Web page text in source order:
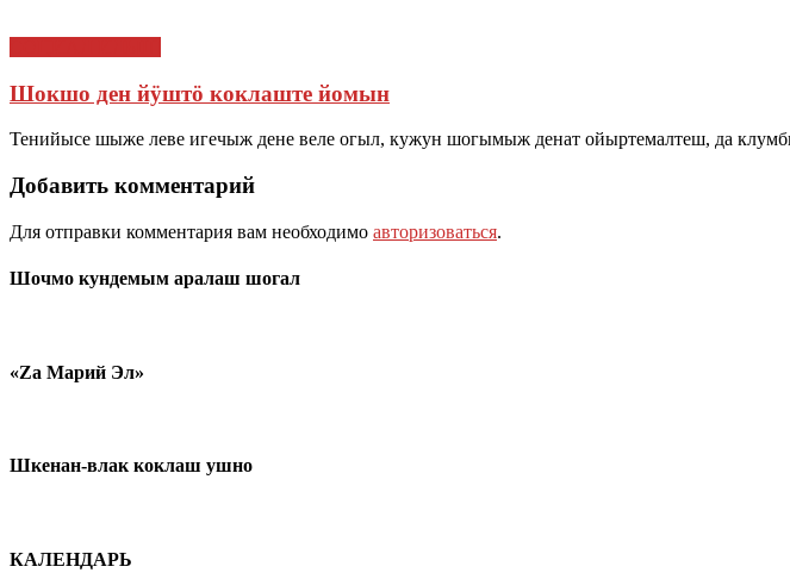
Шокшо ден йӱштӧ коклаште йомын
Тенийысе шыже леве игечыж дене веле огыл, кужун шогымыж денат ойыртемалтеш, да
Добавить комментарий
Для отправки комментария вам необходимо авторизоваться.
Шочмо кундемым аралаш шогал
«Zа Марий Эл»
Шкенан-влак коклаш ушно
КАЛЕНДАРЬ